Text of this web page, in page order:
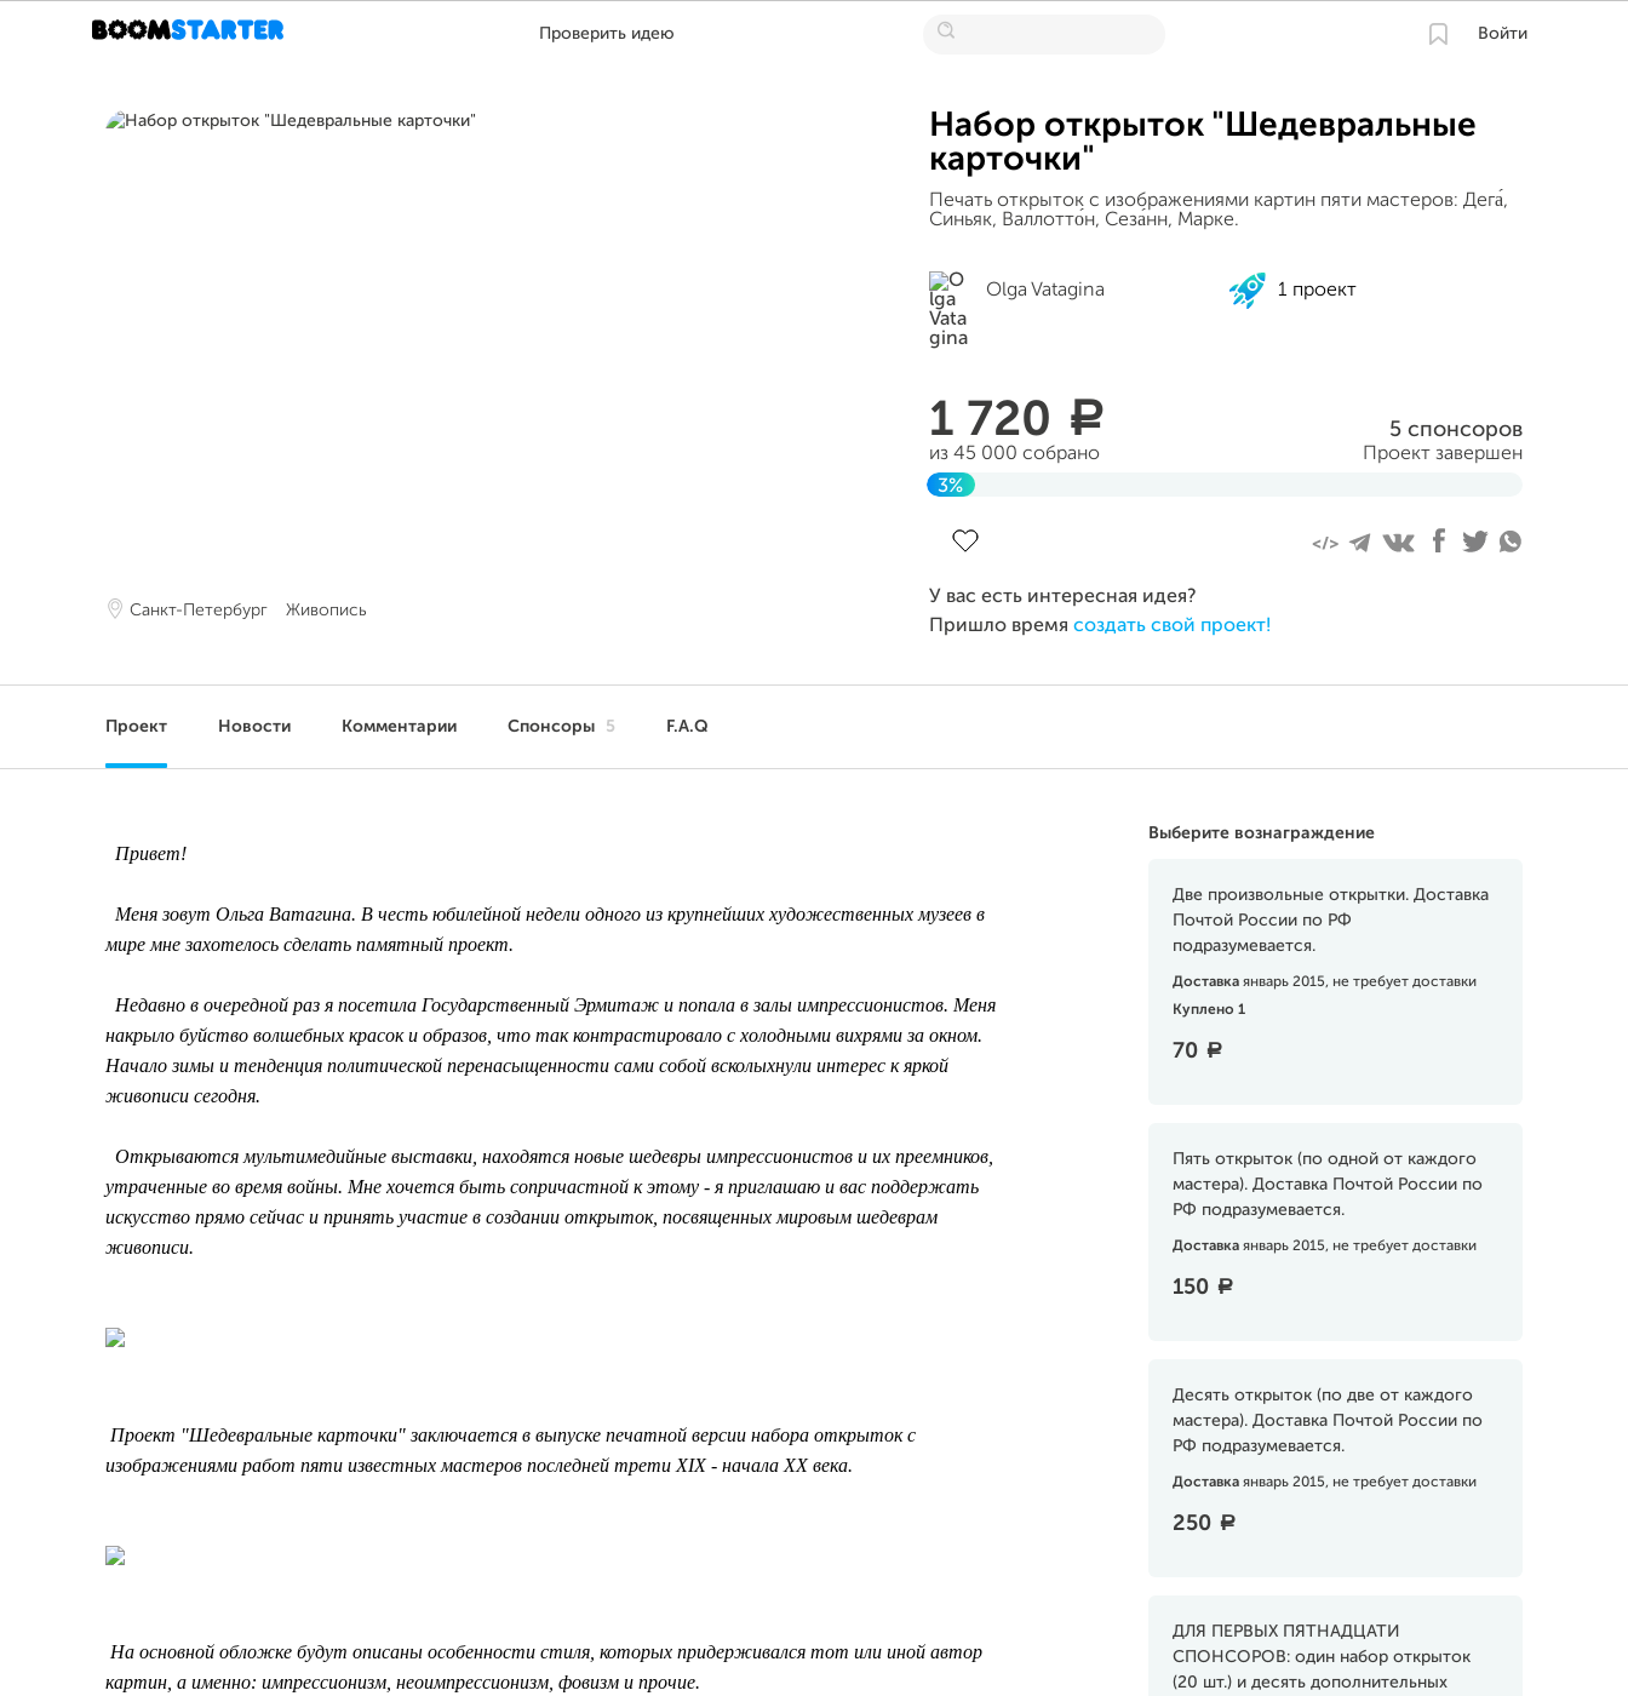
Проверить идею Войти
Санкт-Петербург Живопись
Набор открыток "Шедевральные
карточки"
Печать открыток с изображениями картин пяти мастеров: Дега́,
Синьяк, Валлотто́н, Сеза́нн, Марке.
Olga Vatagina 1 проект
1 720 a
из 45 000 собрано
5 спонсоров
Проект завершен
3%
У вас есть интересная идея?
Пришло время создать свой проект!
Проект Новости Комментарии Спонсоры 5 F.A.Q
Выберите вознаграждение
Две произвольные открытки. Доставка
Почтой России по РФ
подразумевается.
Доставка январь 2015, не требует доставки
Куплено 1
70 a
Пять открыток (по одной от каждого
мастера). Доставка Почтой России по
РФ подразумевается.
Доставка январь 2015, не требует доставки
150 a
Десять открыток (по две от каждого
мастера). Доставка Почтой России по
РФ подразумевается.
Доставка январь 2015, не требует доставки
250 a
ДЛЯ ПЕРВЫХ ПЯТНАДЦАТИ
СПОНСОРОВ: один набор открыток
(20 шт.) и десять дополнительных
Привет!
Меня зовут Ольга Ватагина. В честь юбилейной недели одного из крупнейших художественных музеев в
мире мне захотелось сделать памятный проект.
Недавно в очередной раз я посетила Государственный Эрмитаж и попала в залы импрессионистов. Меня
накрыло буйство волшебных красок и образов, что так контрастировало с холодными вихрями за окном.
Начало зимы и тенденция политической перенасыщенности сами собой всколыхнули интерес к яркой
живописи сегодня.
Открываются мультимедийные выставки, находятся новые шедевры импрессионистов и их преемников,
утраченные во время войны. Мне хочется быть сопричастной к этому - я приглашаю и вас поддержать
искусство прямо сейчас и принять участие в создании открыток, посвященных мировым шедеврам
живописи.
Проект "Шедевральные карточки" заключается в выпуске печатной версии набора открыток с
изображениями работ пяти известных мастеров последней трети XIX - начала XX века.
На основной обложке будут описаны особенности стиля, которых придерживался тот или иной автор
картин, а именно: импрессионизм, неоимпрессионизм, фовизм и прочие.